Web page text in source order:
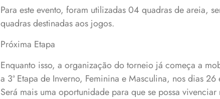
Para este evento, foram utilizadas 04 quadras de areia,
quadras destinadas aos jogos.
Próxima Etapa
Enquanto isso, a organização do torneio já começa a
a 3ª Etapa de Inverno, Feminina e Masculina, nos dias
Será mais uma oportunidade para que se possa